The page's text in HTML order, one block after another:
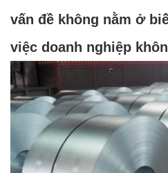
vấn đề không nằm ở
việc doanh nghiệp